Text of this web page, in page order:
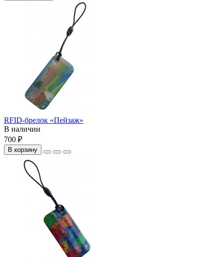
RFID-брелок «Пейзаж»
В наличии
700 ₽
В корзину